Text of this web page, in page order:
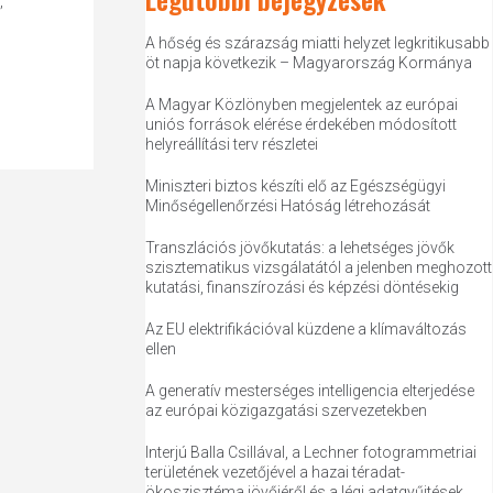
A hőség és szárazság miatti helyzet legkritikusabb
öt napja következik – Magyarország Kormánya
A Magyar Közlönyben megjelentek az európai
uniós források elérése érdekében módosított
helyreállítási terv részletei
Miniszteri biztos készíti elő az Egészségügyi
Minőségellenőrzési Hatóság létrehozását
Transzlációs jövőkutatás: a lehetséges jövők
szisztematikus vizsgálatától a jelenben meghozott
kutatási, finanszírozási és képzési döntésekig
Az EU elektrifikációval küzdene a klímaváltozás
ellen
A generatív mesterséges intelligencia elterjedése
az európai közigazgatási szervezetekben
Interjú Balla Csillával, a Lechner fotogrammetriai
területének vezetőjével a hazai téradat-